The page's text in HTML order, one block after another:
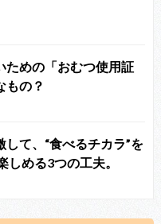
ための「おむつ使用証
もの？
て、“食べるチカラ”を
しめる3つの工夫。